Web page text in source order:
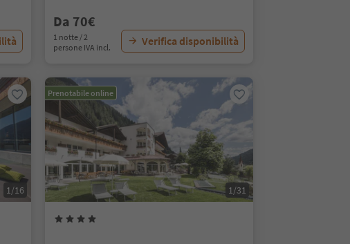
Da 70€
1 notte / 2
persone IVA incl.
Verifica disponibilità
1/16
Prenotabile online
1/31